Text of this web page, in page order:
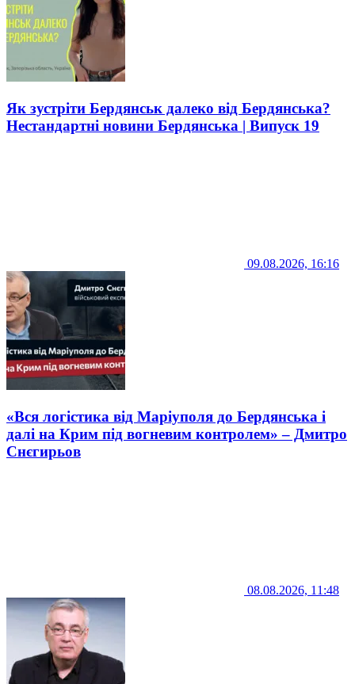
Як зустріти Бердянськ далеко від Бердянська?
Нестандартні новини Бердянська | Випуск 19
09.08.2026, 16:16
«Вся логістика від Маріуполя до Бердянська і
далі на Крим під вогневим контролем» – Дмитро
Снєгирьов
08.08.2026, 11:48